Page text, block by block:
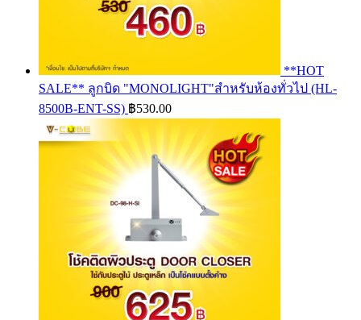
**HOT
SALE** ลูกบิด "MONOLIGHT"สำหรับห้องทั่วไป (HL-
8500B-ENT-SS) ฿530.00